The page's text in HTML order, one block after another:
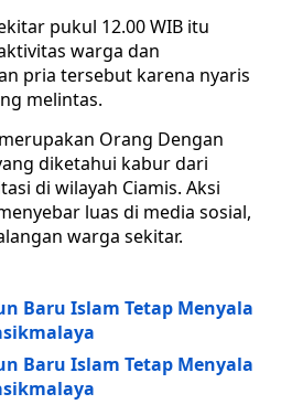
pukul 12.00 WIB itu
warga dan
pria tersebut karena nyaris
melintas.
Orang Dengan
diketahui kabur dari
di wilayah Ciamis. Aksi
luas di media sosial,
warga sekitar.
Baru Islam Tetap Menyala
Baru Islam Tetap Menyala